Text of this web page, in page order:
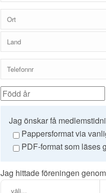
Jag önskar få
Pappersformat via
PDF-format som läses
Jag hittade föreningen